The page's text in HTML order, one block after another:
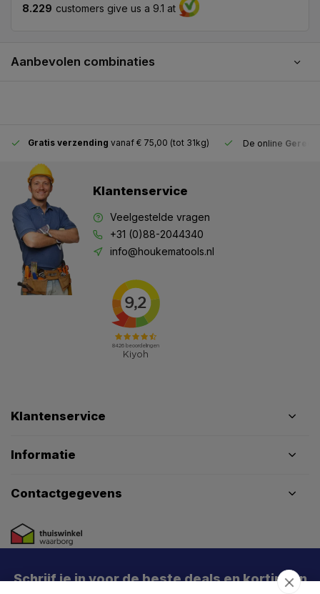
8.229 customers give us a 9.1 at
Aanbevolen combinaties
Gratis verzending vanaf € 75,00 (tot 31kg) De online
Klantenservice
Veelgestelde vragen
+31 (0)88-2044340
info@houkematools.nl
Klantenservice
Informatie
Contactgegevens
Schrijf je in voor de beste deals en kortingen